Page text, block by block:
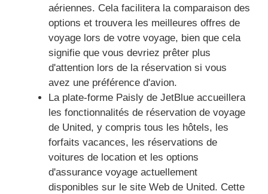
aériennes. Cela facilitera la comparaison des
options et trouvera les meilleures offres de
voyage lors de votre voyage, bien que cela
signifie que vous devriez prêter plus
d'attention lors de la réservation si vous
avez une préférence d'avion.
La plate-forme Paisly de JetBlue accueillera
les fonctionnalités de réservation de voyage
de United, y compris tous les hôtels, les
forfaits vacances, les réservations de
voitures de location et les options
d'assurance voyage actuellement
disponibles sur le site Web de United. Cette